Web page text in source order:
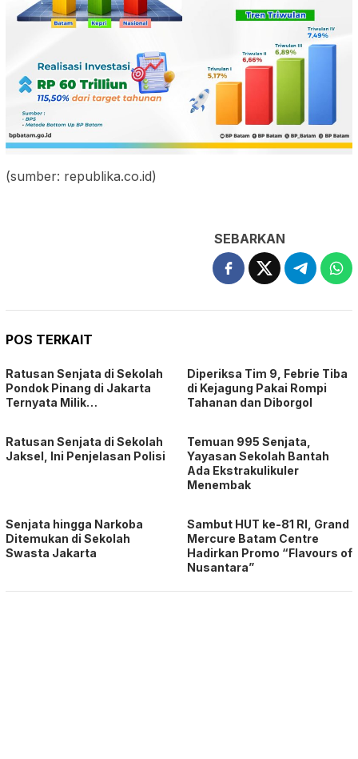
(sumber: republika.co.id)
SEBARKAN
POS TERKAIT
Ratusan Senjata di Sekolah
Pondok Pinang di Jakarta
Ternyata Milik…
Diperiksa Tim 9, Febrie Tiba
di Kejagung Pakai Rompi
Tahanan dan Diborgol
Ratusan Senjata di Sekolah
Jaksel, Ini Penjelasan Polisi
Temuan 995 Senjata,
Yayasan Sekolah Bantah
Ada Ekstrakulikuler
Menembak
Senjata hingga Narkoba
Ditemukan di Sekolah
Swasta Jakarta
Sambut HUT ke-81 RI, Grand
Mercure Batam Centre
Hadirkan Promo “Flavours of
Nusantara”